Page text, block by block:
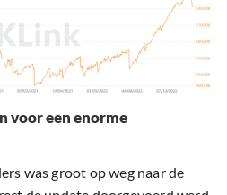
voor een enorme
was groot op weg naar de